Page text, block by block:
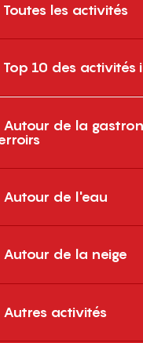
Toutes les activités
Top 10 des activités
Autour de la
Autour de l'eau
Autour de la neige
Autres activités